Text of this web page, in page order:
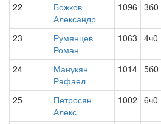
22
Божков
Александр
1096 3б0
23
Румянцев
Роман
1063 4ч0
24
Манукян
Рафаел
1014 5б0
25
Петросян
Алекс
1002 6ч0